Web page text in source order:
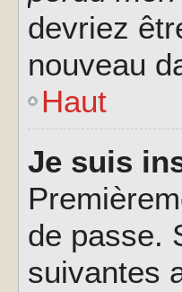
devriez
nouveau
Haut
Je suis
de passe.
suivantes